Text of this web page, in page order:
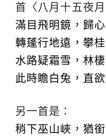
首〈八月十五夜
滿目飛明鏡，歸心
轉蓬行地遠，攀桂
水路疑霜雪，林棲
此時瞻白兔，直欲
另一首是：
稍下巫山峽，猶銜